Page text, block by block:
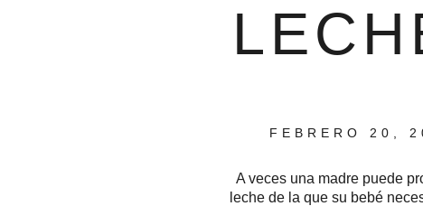
FEBRERO 20,
A veces una madre puede
leche de la que su bebé